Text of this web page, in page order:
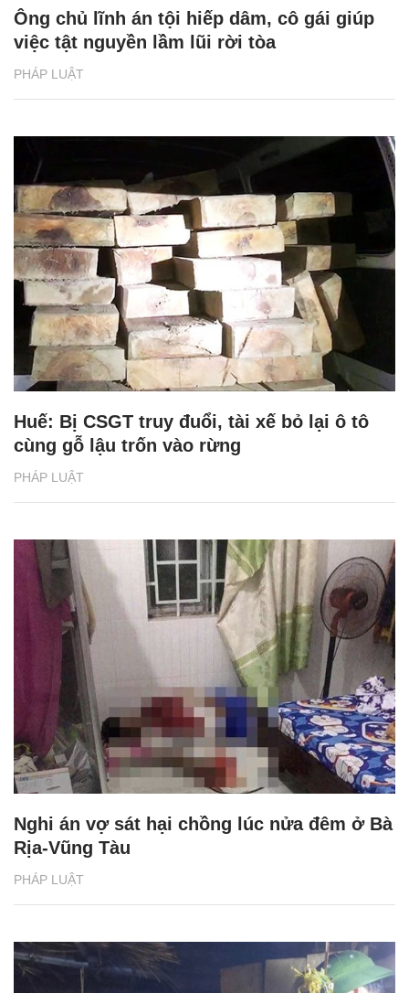
PHÁP LUẬT
Ông chủ lĩnh án tội hiếp dâm, cô gái giúp
việc tật nguyền lầm lũi rời tòa
PHÁP LUẬT
Huế: Bị CSGT truy đuổi, tài xế bỏ lại ô tô
cùng gỗ lậu trốn vào rừng
PHÁP LUẬT
Nghi án vợ sát hại chồng lúc nửa đêm ở Bà
Rịa-Vũng Tàu